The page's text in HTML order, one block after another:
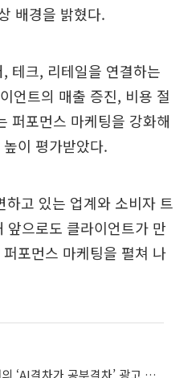
배경을 밝혔다.
테크, 리테일을 연결하는
언트의 매출 증진, 비용 절
퍼포먼스 마케팅을 강화해
이 평가받았다.
하고 있는 업계와 소비자 트
앞으로도 클라이언트가 만
포먼스 마케팅을 펼쳐 나
웅진씽크빅, 신동엽·소이현의 ‘AI격차가 공부격차’ 광고 공개